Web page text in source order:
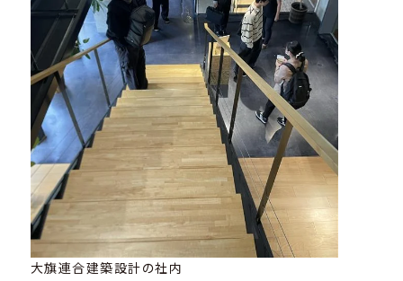
大旗連合建築設計の社内